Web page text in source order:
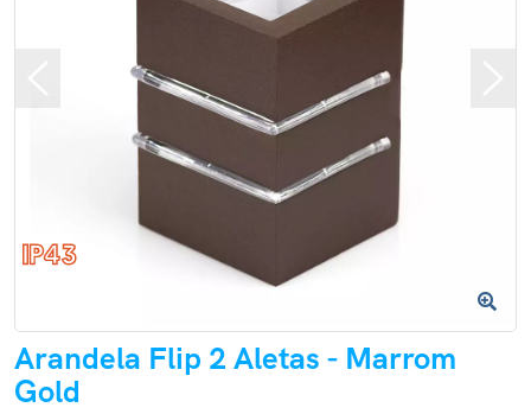
Arandela Flip 2 Aletas - Marrom
Gold